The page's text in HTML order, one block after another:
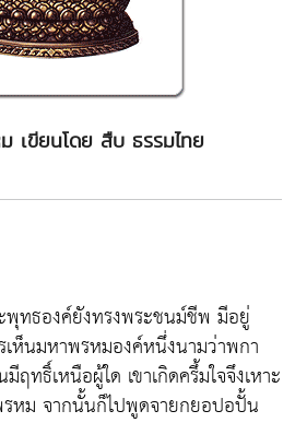
เขียนโดย สืบ ธรรมไทย
พุทธองค์ยังทรงพระชนม์ชีพ มีอยู่
ห็นมหาพรหมองค์หนึ่งนามว่าพกา
ทธิ์เหนือผู้ใด เขาเกิดครึ้มใจจึงเหาะ
หม จากนั้นก็ไปพูดจายกยอปอปั้น